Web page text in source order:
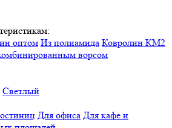
оптом Из полиамида Ковролин КМ2
ворсом
Светлый
Для офиса Для кафе и